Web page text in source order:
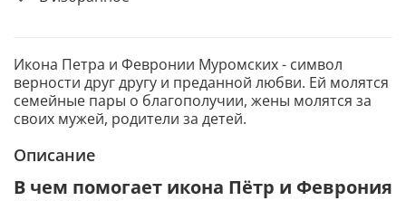
Икона Петра и Февронии Муромских - символ
верности друг другу и преданной любви. Ей молятся
семейные пары о благополучии, жены молятся за
своих мужей, родители за детей.
Описание
В чем помогает икона Пётр и Феврония